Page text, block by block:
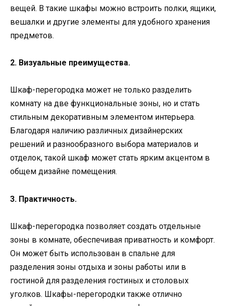
вещей. В такие шкафы можно встроить полки, ящики,
вешалки и другие элементы для удобного хранения
предметов.
2. Визуальные преимущества.
Шкаф-перегородка может не только разделить
комнату на две функциональные зоны, но и стать
стильным декоративным элементом интерьера.
Благодаря наличию различных дизайнерских
решений и разнообразного выбора материалов и
отделок, такой шкаф может стать ярким акцентом в
общем дизайне помещения.
3. Практичность.
Шкаф-перегородка позволяет создать отдельные
зоны в комнате, обеспечивая приватность и комфорт.
Он может быть использован в спальне для
разделения зоны отдыха и зоны работы или в
гостиной для разделения гостиных и столовых
уголков. Шкафы-перегородки также отлично